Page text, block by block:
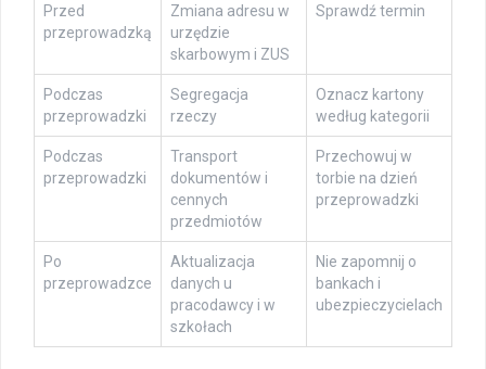
Przed
przeprowadzką
Zmiana adresu w
urzędzie
skarbowym i ZUS
Sprawdź termin
Podczas
przeprowadzki
Segregacja
rzeczy
Oznacz kartony
według kategorii
Podczas
przeprowadzki
Transport
dokumentów i
cennych
przedmiotów
Przechowuj w
torbie na dzień
przeprowadzki
Po
przeprowadzce
Aktualizacja
danych u
pracodawcy i w
szkołach
Nie zapomnij o
bankach i
ubezpieczycielach